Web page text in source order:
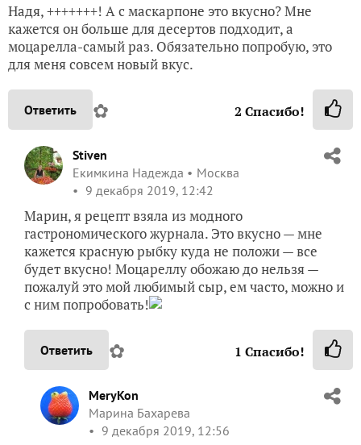
Надя, +++++++! А с маскарпоне это вкусно? Мне
кажется он больше для десертов подходит, а
моцарелла-самый раз. Обязательно попробую, это
для меня совсем новый вкус.
Ответить ✿ 2 Спасибо!
Stiven
Екимкина Надежда
Москва
9 декабря 2019, 12:42
Марин, я рецепт взяла из модного
гастрономического журнала. Это вкусно — мне
кажется красную рыбку куда не положи — все
будет вкусно! Моцареллу обожаю до нельзя —
пожалуй это мой любимый сыр, ем часто, можно и
с ним попробовать!
Ответить ✿ 1 Спасибо!
MeryKon
Марина Бахарева
9 декабря 2019, 12:56